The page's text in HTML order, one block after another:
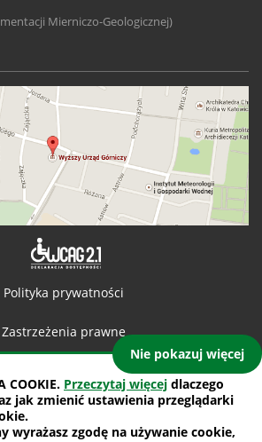
COOKIE. Przeczytaj więcej dlaczego
jak zmienić ustawienia przeglądarki
wyrażasz zgodę na używanie cookie,
Nie pokazuj więcej
Mierniczo-Geologicznej)
Polityka prywatności
Zastrzeżenia prawne
Mapa witryny